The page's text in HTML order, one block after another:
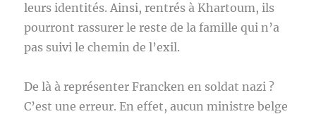
leurs identités. Ainsi, rentrés à Khartoum, ils
pourront rassurer le reste de la famille qui n’a
pas suivi le chemin de l’exil.
De là à représenter Francken en soldat nazi ?
C’est une erreur. En effet, aucun ministre belge